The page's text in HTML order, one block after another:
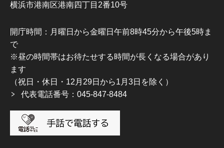
横浜市港南区港南四丁目2番10号
開庁時間：月曜日から金曜日午前8時45分から午後5時ま
で
※昼の時間帯はお待たせする時間が長くなる場合があり
ます
（祝日・休日・12月29日から1月3日を除く）
代表電話番号：045-847-8484